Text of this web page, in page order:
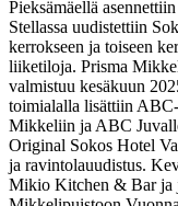
Pieksämäellä
Stellassa uudistettiin
kerrokseen ja toiseen
liiketiloja. Prisma
valmistuu kesäkuun
toimialalla lisättiin
Mikkeliin ja ABC
Original Sokos Hotel
ja ravintolauudistus.
Mikio Kitchen & Bar ja